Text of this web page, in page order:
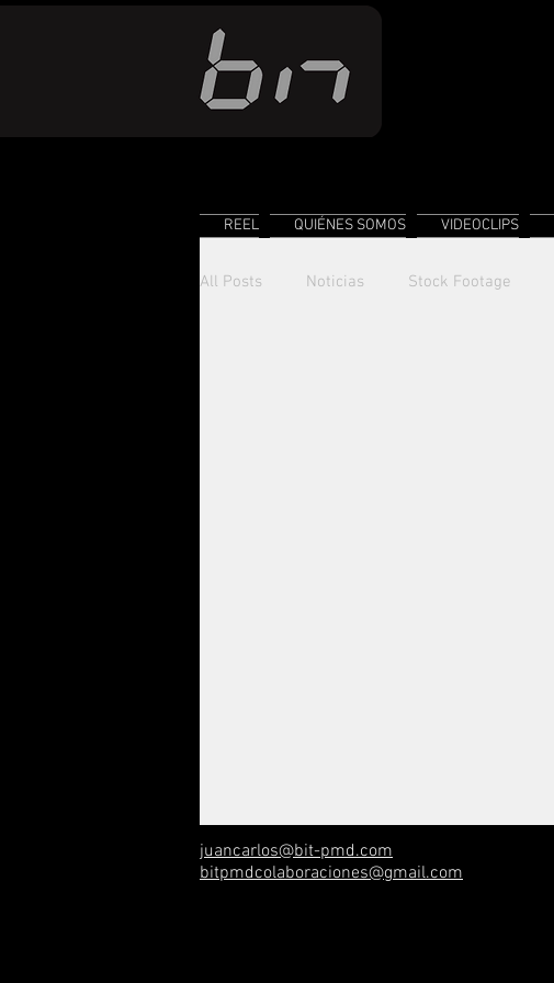
REEL QUIÉNES SOMOS VIDEOCLIPS
All Posts Noticias Stock Footage
juancarlos@bit-pmd.com
bitpmdcolaboraciones@gmail.com